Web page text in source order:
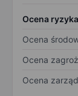
Ocena
Ocena
Ocena
Ocena